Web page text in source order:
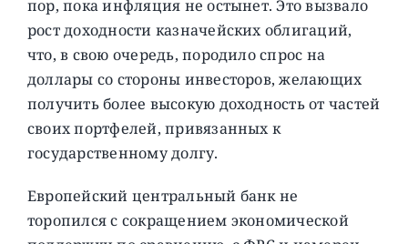
пор, пока инфляция не остынет. Это вызвало
рост доходности казначейских облигаций,
что, в свою очередь, породило спрос на
доллары со стороны инвесторов, желающих
получить более высокую доходность от частей
своих портфелей, привязанных к
государственному долгу.
Европейский центральный банк не
торопился с сокращением экономической